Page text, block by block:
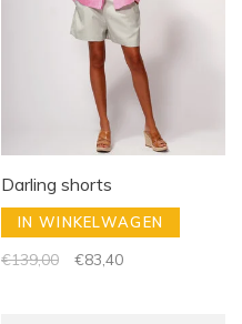
Darling shorts
IN WINKELWAGEN
€139,00 €83,40